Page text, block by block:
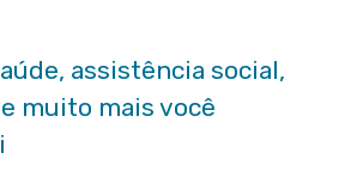
assistência social,
muito mais você